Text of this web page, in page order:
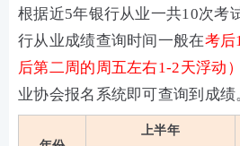
根据近5年银行从业一共10次考
行从业成绩查询时间一般在考后
后第二周的周五左右1-2天浮动）
业协会报名系统即可查询到成绩
上半年